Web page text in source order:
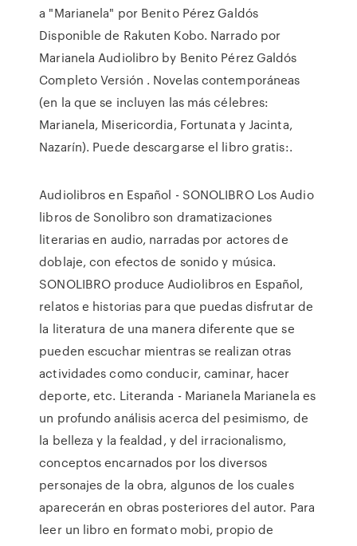
a "Marianela" por Benito Pérez Galdós
Disponible de Rakuten Kobo. Narrado por
Marianela Audiolibro by Benito Pérez Galdós
Completo Versión . Novelas contemporáneas
(en la que se incluyen las más célebres:
Marianela, Misericordia, Fortunata y Jacinta,
Nazarín). Puede descargarse el libro gratis:.
Audiolibros en Español - SONOLIBRO Los Audio
libros de Sonolibro son dramatizaciones
literarias en audio, narradas por actores de
doblaje, con efectos de sonido y música.
SONOLIBRO produce Audiolibros en Español,
relatos e historias para que puedas disfrutar de
la literatura de una manera diferente que se
pueden escuchar mientras se realizan otras
actividades como conducir, caminar, hacer
deporte, etc. Literanda - Marianela Marianela es
un profundo análisis acerca del pesimismo, de
la belleza y la fealdad, y del irracionalismo,
conceptos encarnados por los diversos
personajes de la obra, algunos de los cuales
aparecerán en obras posteriores del autor. Para
leer un libro en formato mobi, propio de